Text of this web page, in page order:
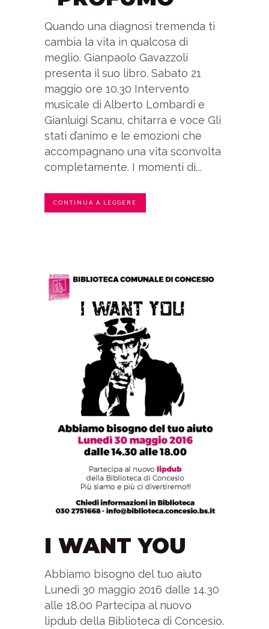
Quando una diagnosi tremenda ti
cambia la vita in qualcosa di
meglio. Gianpaolo Gavazzoli
presenta il suo libro. Sabato 21
maggio ore 10.30 Intervento
musicale di Alberto Lombardi e
Gianluigi Scanu, chitarra e voce Gli
stati d’animo e le emozioni che
accompagnano una vita sconvolta
completamente. I momenti di...
CONTINUA A LEGGERE
I WANT YOU
Abbiamo bisogno del tuo aiuto
Lunedì 30 maggio 2016 dalle 14.30
alle 18.00 Partecipa al nuovo
lipdub della Biblioteca di Concesio.